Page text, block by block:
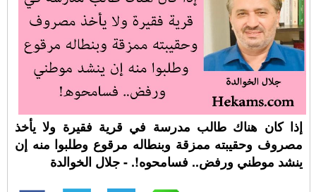
إذا كان هناك طالب مدرسة في قرية فقيرة ولا يأخذ
مصروف وحقيبته ممزقة وبنطاله مرقوع وطلبوا منه إن
ينشد موطني ورفض.. فسامحوه!. - جلال الخوالدة